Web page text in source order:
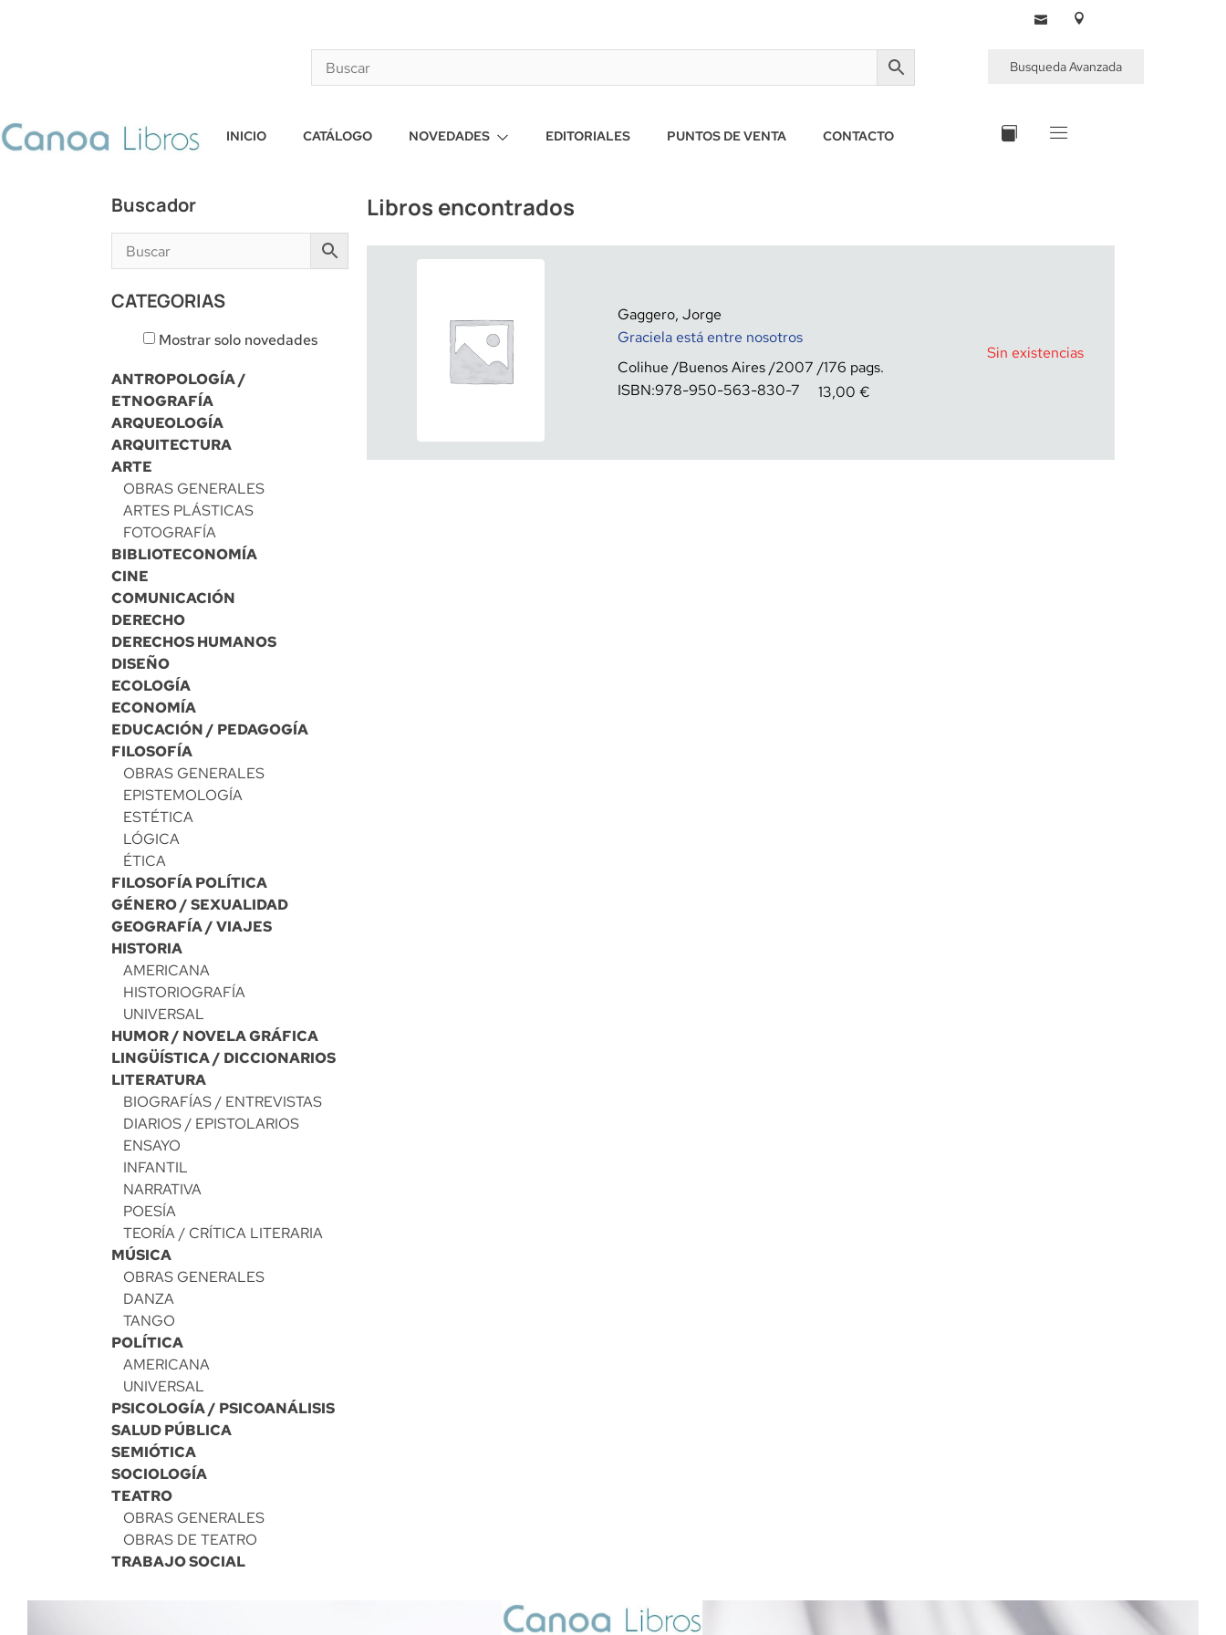
Busqueda Avanzada
INICIO CATÁLOGO NOVEDADES EDITORIALES PUNTOS DE VENTA CONTACTO
Buscador
CATEGORIAS
Mostrar solo novedades
ANTROPOLOGÍA /
ETNOGRAFÍA
ARQUEOLOGÍA
ARQUITECTURA
ARTE
OBRAS GENERALES
ARTES PLÁSTICAS
FOTOGRAFÍA
BIBLIOTECONOMÍA
CINE
COMUNICACIÓN
DERECHO
DERECHOS HUMANOS
DISEÑO
ECOLOGÍA
ECONOMÍA
EDUCACIÓN / PEDAGOGÍA
FILOSOFÍA
OBRAS GENERALES
EPISTEMOLOGÍA
ESTÉTICA
LÓGICA
ÉTICA
FILOSOFÍA POLÍTICA
GÉNERO / SEXUALIDAD
GEOGRAFÍA / VIAJES
HISTORIA
AMERICANA
HISTORIOGRAFÍA
UNIVERSAL
HUMOR / NOVELA GRÁFICA
LINGÜÍSTICA / DICCIONARIOS
LITERATURA
BIOGRAFÍAS / ENTREVISTAS
DIARIOS / EPISTOLARIOS
ENSAYO
INFANTIL
NARRATIVA
POESÍA
TEORÍA / CRÍTICA LITERARIA
MÚSICA
OBRAS GENERALES
DANZA
TANGO
POLÍTICA
AMERICANA
UNIVERSAL
PSICOLOGÍA / PSICOANÁLISIS
SALUD PÚBLICA
SEMIÓTICA
SOCIOLOGÍA
TEATRO
OBRAS GENERALES
OBRAS DE TEATRO
TRABAJO SOCIAL
Libros encontrados
Gaggero, Jorge
Graciela está entre nosotros
Colihue
Buenos Aires 2007 176
ISBN:978-950-563-830-7 13,00 €
Sin existencias